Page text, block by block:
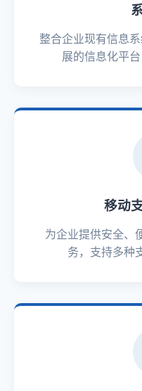
整合企业现有信息
展的信息化平
移动
为企业提供安全、
务，支持多种